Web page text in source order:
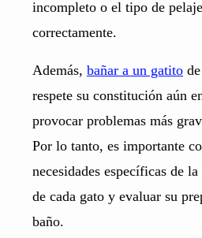
incompleto o el tipo de
correctamente.
Además, bañar a un gatito
respete su constitución aún
provocar problemas más
Por lo tanto, es importante
necesidades específicas de
de cada gato y evaluar su
baño.